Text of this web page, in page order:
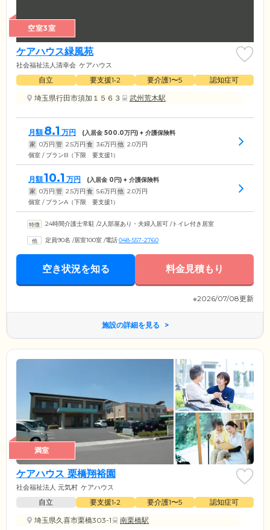
空室3室
ケアハウス緑風苑
社会福祉法人清幸会 ケアハウス
自立 要支援1•2 要介護1〜5
認知症可
埼玉県行田市須加１５６３
武州荒木駅
月額 8.1 万円 (入居金 500.0万円) + 介護保険料
家 0万円 管 2.5万円 食 3.6万円 他 2.0万円
個室 / プランB（下限 要支援1）
月額10.1 万円 (入居金 0円) + 介護保険料
家 0万円 管 2.5万円 食 5.6万円 他 2.0万円
個室 / プランA（下限 要支援1）
24時間介護士常駐 /2人部屋あり・夫婦入居可 /トイレ付き居室
定員90名 /居室100室 /電話048-557-2760
空き状況を知る 料金見積もり
※2026/07/08更新
施設の詳細を見る
満室
ケアハウス 栗橋翔裕園
社会福祉法人 元気村 ケアハウス
自立 要支援1•2 要介護1〜5
認知症可
埼玉県久喜市栗橋303-1
南栗橋駅